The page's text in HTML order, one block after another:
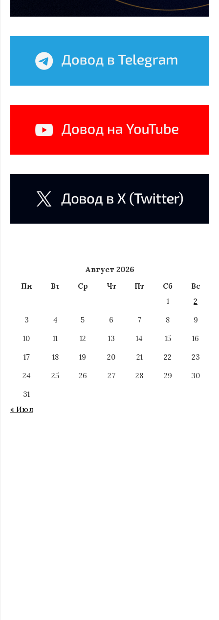
Август 2026
Пн Вт Ср Чт Пт Сб
Вс
1
2
3
4 5 6 7 8
9
10
11 12 13 14 15
16
17
18 19 20 21 22
23
24
25 26 27 28 29
30
31
« Июл